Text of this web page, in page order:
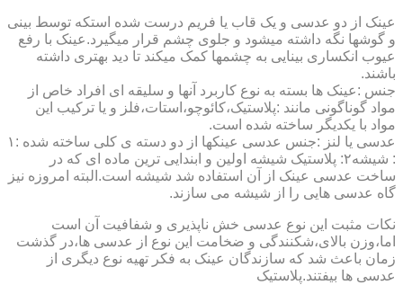
عینک از دو عدسی و یک قاب یا فریم درست شده استکه توسط بینی
و گوشها نگه داشته میشود و جلوی چشم قرار میگیرد.عینک با رفع
عیوب انکساری بینایی به چشمها کمک میکند تا دید بهتری داشته
باشند.
جنس :عینک ها بسته به نوع کاربرد آنها و سلیقه ای افراد خاص از
مواد گوناگونی مانند :پلاستیک،کائوچو،استات،فلز و یا ترکیب این
مواد با یکدیگر ساخته شده است.
عدسی یا لنز :جنس عدسی عینکها از دو دسته ی کلی ساخته شده :۱
: شیشه۲: پلاستیک شیشه اولین و ابندایی ترین ماده ای که در
ساخت عدسی عینک از آن استفاده شد شیشه است.البته امروزه نیز
گاه عدسی هایی را از شیشه می سازند.
نکات مثبت این نوع عدسی خش ناپذیری و شفافیت آن است
اما،وزن بالای،شکنندگی و ضخامت این نوع از عدسی ها،در گذشت
زمان باعث شد که سازندگان عینک به فکر تهیه نوع دیگری از
عدسی ها بیفتند.پلاستیک